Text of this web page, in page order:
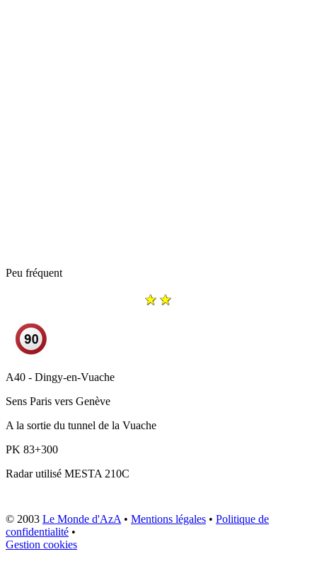
Peu fréquent
A40 - Dingy-en-Vuache
Sens Paris vers Genève
A la sortie du tunnel de la Vuache
PK 83+300
Radar utilisé MESTA 210C
© 2003 Le Monde d'AzA• Mentions légales • Politique de
confidentialité •
Gestion cookies